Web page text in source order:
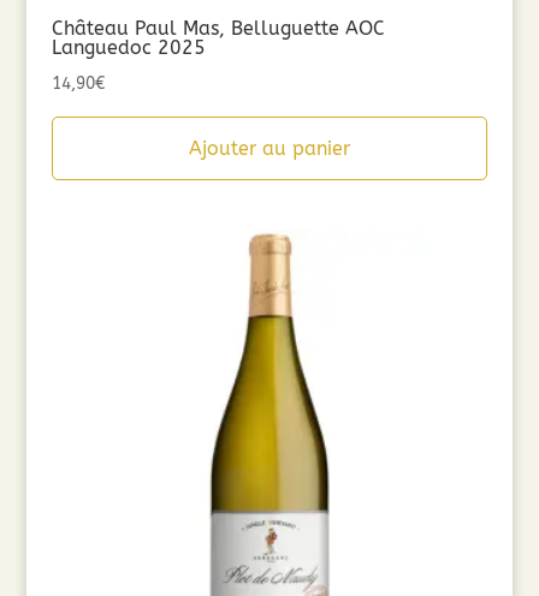
Château Paul Mas, Belluguette AOC
Languedoc 2025
14,90€
Ajouter au panier